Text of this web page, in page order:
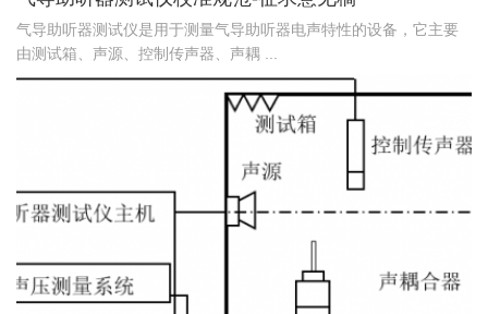
气导助听器测试仪是用于测量气导助听器电声特性的设备，它主要
由测试箱、声源、控制传声器、声耦 ...